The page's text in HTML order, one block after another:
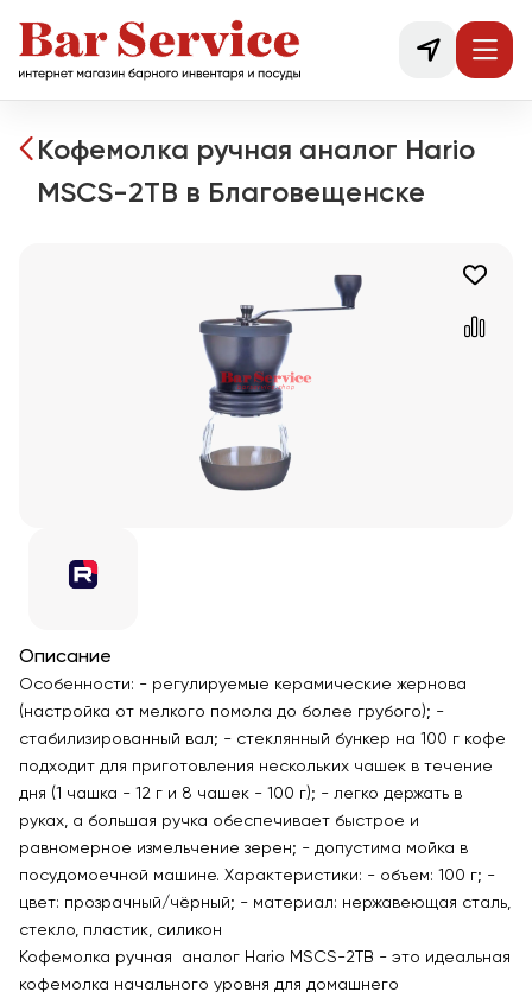
Кофемолка ручная аналог Hario
MSCS-2ТВ в Благовещенске
Описание
Особенности: - регулируемые керамические жернова
(настройка от мелкого помола до более грубого); -
стабилизированный вал; - стеклянный бункер на 100 г кофе
подходит для приготовления нескольких чашек в течение
дня (1 чашка - 12 г и 8 чашек - 100 г); - легко держать в
руках, а большая ручка обеспечивает быстрое и
равномерное измельчение зерен; - допустима мойка в
посудомоечной машине. Характеристики: - объем: 100 г; -
цвет: прозрачный/чёрный; - материал: нержавеющая сталь,
стекло, пластик, силикон
Кофемолка ручная аналог Hario MSCS-2TB - это идеальная
кофемолка начального уровня для домашнего